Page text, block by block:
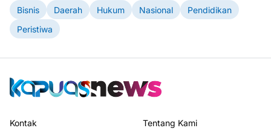
Bisnis Daerah Hukum Nasional
Pendidikan
Peristiwa
Kontak Tentang Kami